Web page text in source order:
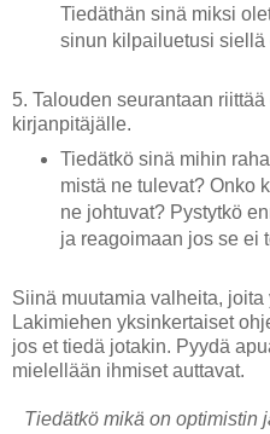
Tiedäthän sinä miksi
sinun kilpailuetusi siellä
5. Talouden seurantaan
kirjanpitäjälle.
Tiedätkö sinä mihin
mistä ne tulevat? Onko
ne johtuvat? Pystytkö
ja reagoimaan jos se ei
Siinä muutamia valheita,
Lakimiehen yksinkertaiset
jos et tiedä jotakin. Pyydä
mielellään ihmiset auttavat.
Tiedätkö mikä on optimistin